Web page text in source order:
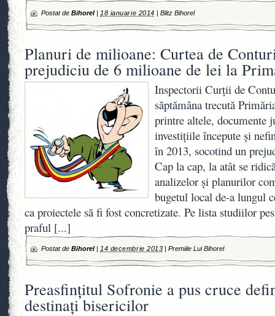
Postat de Bihorel| 18 ianuarie 2014 | Blitz Bihorel
Planuri de milioane: Curtea de
prejudiciu de 6 milioane de lei la
Inspectorii Curţii de
săptămâna trecută
printre altele, documente
investiţiile începute şi
în 2013, socotind un
Cap la cap, la atât se
analizelor şi planurilor
bugetul local de-a lungul
ca proiectele să fi fost concretizate. Pe lista studiilor
praful [...]
Postat de Bihorel| 14 decembrie 2013 |Premiile Lui Bihorel
Preasfinţitul Sofronie a pus cruce
destinaţi bisericilor